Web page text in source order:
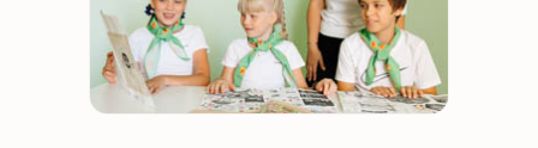
Выбрать другой город